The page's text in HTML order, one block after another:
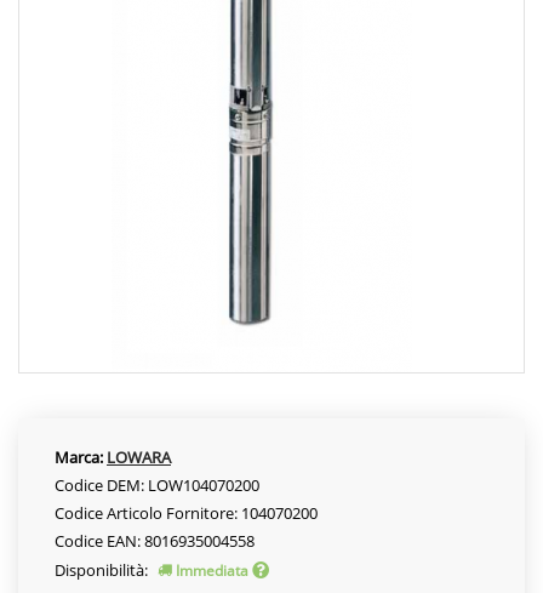
Marca: LOWARA
Codice DEM: LOW104070200
Codice Articolo Fornitore: 104070200
Codice EAN: 8016935004558
Disponibilità:
Immediata